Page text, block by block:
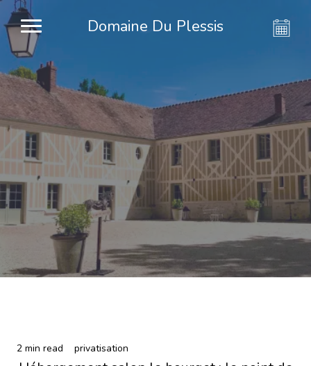
Domaine Du Plessis
2 min read privatisation